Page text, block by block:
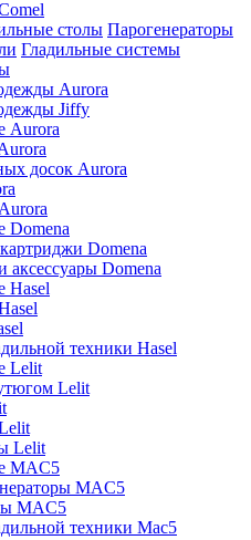
столы Парогенераторы
Гладильные системы
Aurora
Jiffy
Aurora
досок Aurora
Domena
Domena
аксессуары Domena
Hasel
техники Hasel
Lelit
Lelit
Lelit
MAC5
MAC5
MAC5
техники Mac5